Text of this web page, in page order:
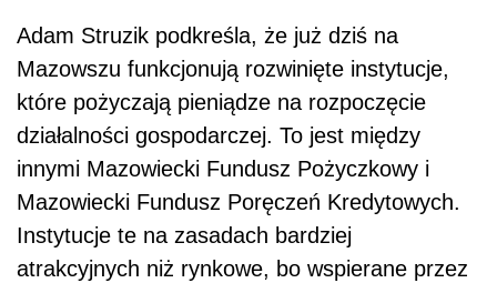
Adam Struzik podkreśla, że już dziś na
Mazowszu funkcjonują rozwinięte instytucje,
które pożyczają pieniądze na rozpoczęcie
działalności gospodarczej. To jest między
innymi Mazowiecki Fundusz Pożyczkowy i
Mazowiecki Fundusz Poręczeń Kredytowych.
Instytucje te na zasadach bardziej
atrakcyjnych niż rynkowe, bo wspierane przez